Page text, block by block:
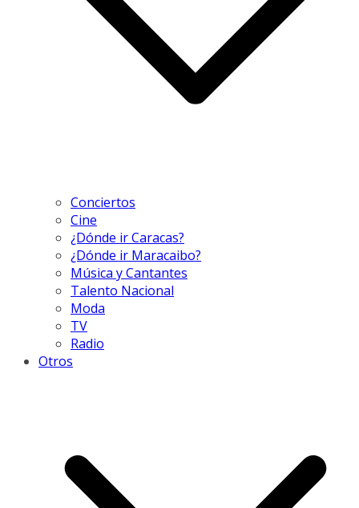
Conciertos
Cine
¿Dónde ir Caracas?
¿Dónde ir Maracaibo?
Música y Cantantes
Talento Nacional
Moda
TV
Radio
Otros